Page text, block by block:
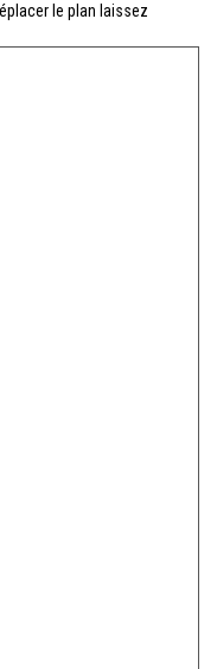
le plan laissez